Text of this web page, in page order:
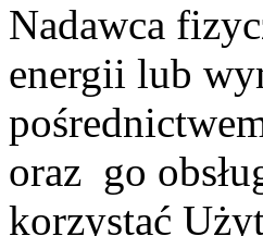
Nadawca
energii lub
oraz go
korzystać